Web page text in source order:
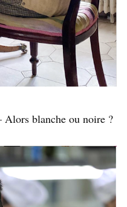
Alors blanche ou noire ?